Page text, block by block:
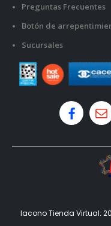
Preguntas Frecuentes
Botón de
Sucursales
Iacono Tienda Virtual.